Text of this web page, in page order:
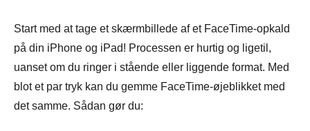
Start med at tage et skærmbillede af et FaceTime-opkald
på din iPhone og iPad! Processen er hurtig og ligetil,
uanset om du ringer i stående eller liggende format. Med
blot et par tryk kan du gemme FaceTime-øjeblikket med
det samme. Sådan gør du: